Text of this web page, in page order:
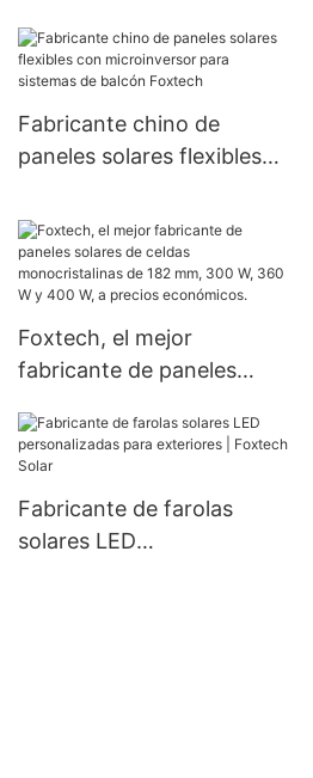
100 W y 120 W.
Fabricante chino de
paneles solares flexibles
sistemas de balcón
Foxtech
Foxtech, el mejor
fabricante de paneles
monocristalinas de 182
mm, 300 W, 360 W y 400
W, a precios económicos.
Fabricante de farolas
solares LED